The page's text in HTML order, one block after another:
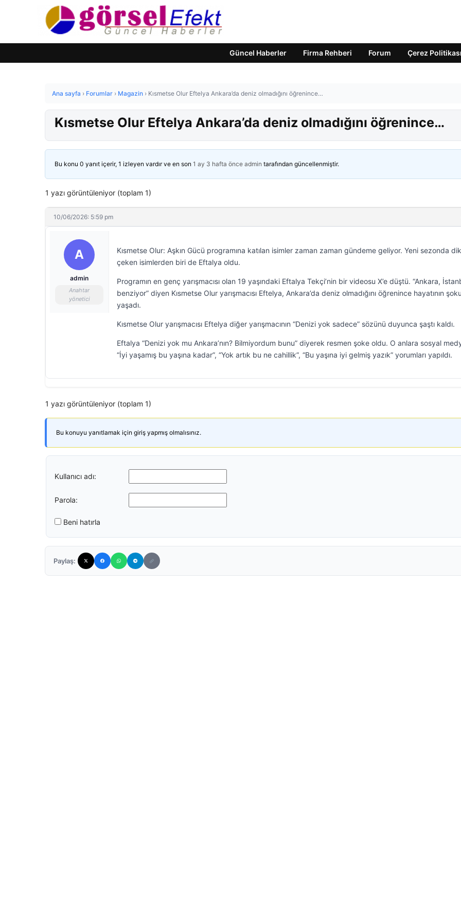
Güncel Haberler Firma Rehberi Forum Çerez Politikası
Ana sayfa › Forumlar › Magazin › Kısmetse Olur Eftelya Ankara’da deniz olmadığını öğrenince…
Kısmetse Olur Eftelya Ankara’da deniz olmadığını öğrenince…
Bu konu 0 yanıt içerir, 1 izleyen vardır ve en son 1 ay 3 hafta önce admin tarafından güncellenmiştir.
1 yazı görüntüleniyor (toplam 1)
10/06/2026: 5:59 pm
A
admin
Anahtar
yönetici
Kısmetse Olur: Aşkın Gücü programına katılan isimler zaman zaman gündeme geliyor. Yeni sezonda
çeken isimlerden biri de Eftalya oldu.
Programın en genç yarışmacısı olan 19 yaşındaki Eftalya Tekçi’nin bir videosu X’e düştü. “Ankara,
benziyor” diyen Kısmetse Olur yarışmacısı Eftelya, Ankara’da deniz olmadığını öğrenince hayatının
yaşadı.
Kısmetse Olur yarışmacısı Eftelya diğer yarışmacının “Denizi yok sadece” sözünü duyunca şaştı kaldı.
Eftalya “Denizi yok mu Ankara’nın? Bilmiyordum bunu” diyerek resmen şoke oldu. O anlara sosyal
“İyi yaşamış bu yaşına kadar”, “Yok artık bu ne cahillik”, “Bu yaşına iyi gelmiş yazık” yorumları yapıldı.
1 yazı görüntüleniyor (toplam 1)
Bu konuyu yanıtlamak için giriş yapmış olmalısınız.
Kullanıcı adı:
Parola:
Beni hatırla
Paylaş: